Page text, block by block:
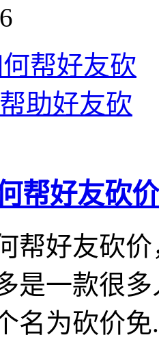
帮好友砍
帮好友砍
是一款很
名为砍价